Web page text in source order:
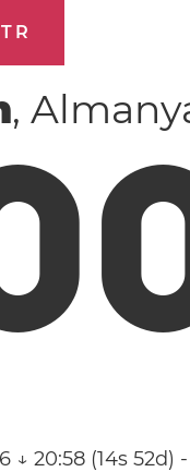
,
↓ 20:58 (14s 52d) -